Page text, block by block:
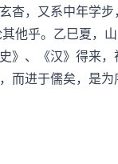
杳，又系中年学
他乎。乙巳夏，
、《汉》得来
而进于儒矣，是为